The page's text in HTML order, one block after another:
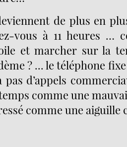
de plus en
vous à 11 heures …
et marcher sur la
? ... le téléphone fixe
pas d’appels
temps comme une
comme une